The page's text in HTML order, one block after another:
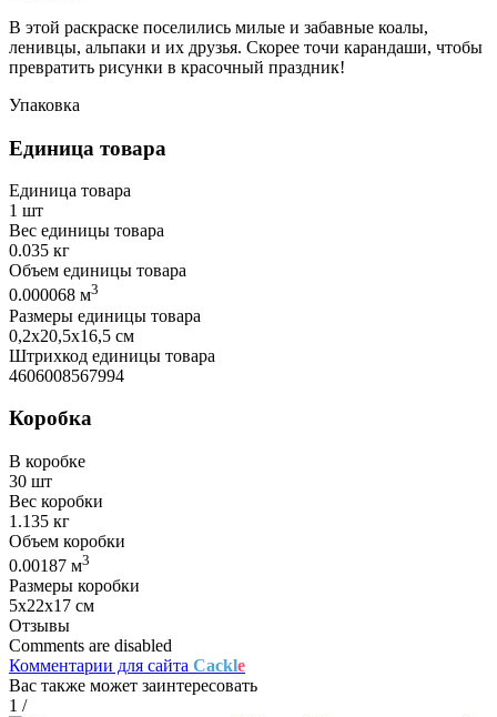
В этой раскраске поселились милые и забавные коалы,
ленивцы, альпаки и их друзья. Скорее точи карандаши, чтобы
превратить рисунки в красочный праздник!
Упаковка
Единица товара
Единица товара
1 шт
Вес единицы товара
0.035 кг
Объем единицы товара
0.000068 м3
Размеры единицы товара
0,2х20,5х16,5 см
Штрихкод единицы товара
4606008567994
Коробка
В коробке
30 шт
Вес коробки
1.135 кг
Объем коробки
0.00187 м3
Размеры коробки
5х22х17 см
Отзывы
Comments are disabled
Комментарии для сайта Cackle
Вас также может заинтересовать
1 /